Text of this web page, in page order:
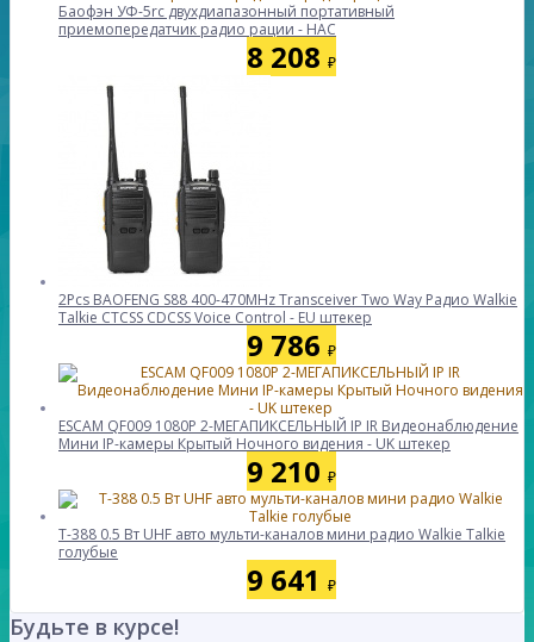
Баофэн УФ-5rc двухдиапазонный портативный
приемопередатчик радио рации - НАС
8 208 ₽
2Pcs BAOFENG S88 400-470MHz Transceiver Two Way Радио Walkie
Talkie CTCSS CDCSS Voice Control - EU штекер
9 786 ₽
ESCAM QF009 1080P 2-МЕГАПИКСЕЛЬНЫЙ IP IR Видеонаблюдение
Мини IP-камеры Крытый Ночного видения - UK штекер
9 210 ₽
T-388 0.5 Вт UHF авто мульти-каналов мини радио Walkie Talkie
голубые
9 641 ₽
Будьте в курсе!